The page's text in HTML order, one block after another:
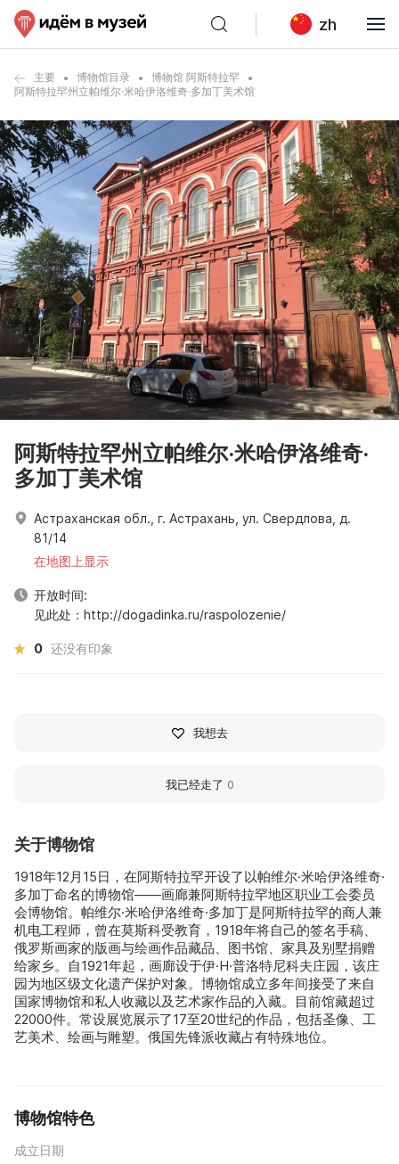
zh
主要 博物馆目录
博物馆 阿斯特拉罕
阿斯特拉罕州立帕维尔·米哈伊洛维奇·多加丁美术馆
关于博物馆
1918年12月15日，在阿斯特拉罕开设了以帕维尔·米哈伊洛维奇·
多加丁命名的博物馆——画廊兼阿斯特拉罕地区职业工会委员
会博物馆。帕维尔·米哈伊洛维奇·多加丁是阿斯特拉罕的商人兼
机电工程师，曾在莫斯科受教育，1918年将自己的签名手稿、
俄罗斯画家的版画与绘画作品藏品、图书馆、家具及别墅捐赠
给家乡。自1921年起，画廊设于伊·Н·普洛特尼科夫庄园，该庄
园为地区级文化遗产保护对象。博物馆成立多年间接受了来自
国家博物馆和私人收藏以及艺术家作品的入藏。目前馆藏超过
22000件。常设展览展示了17至20世纪的作品，包括圣像、工
艺美术、绘画与雕塑。俄国先锋派收藏占有特殊地位。
博物馆特色
成立日期
阿斯特拉罕州立帕维尔·米哈伊洛维奇·
多加丁美术馆
Астраханская обл., г. Астрахань, ул. Свердлова, д.
81/14
在地图上显示
开放时间:
见此处：http://dogadinka.ru/raspolozenie/
0 还没有印象
我想去
我已经走了 0